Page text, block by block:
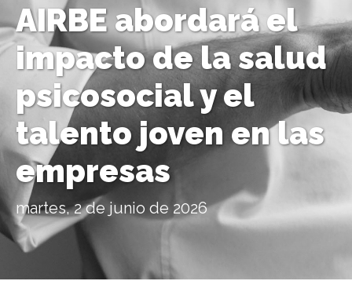
AIRBE abordará el
impacto de la salud
psicosocial y el
talento joven en las
empresas
martes, 2 de junio de 2026